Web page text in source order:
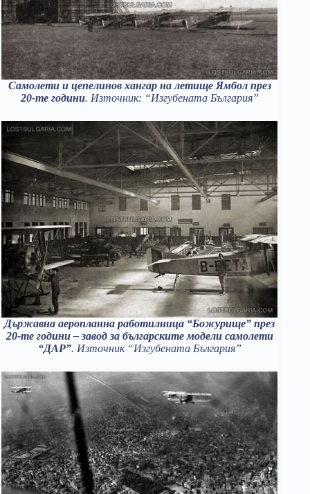
Самолети и цепелинов хангар на летище Ямбол през
20-те години. Източник: “Изгубената България”
Държавна аеропланна работилница “Божурище” през
20-те години – завод за българските модели самолети
“ДАР”. Източник “Изгубената България”